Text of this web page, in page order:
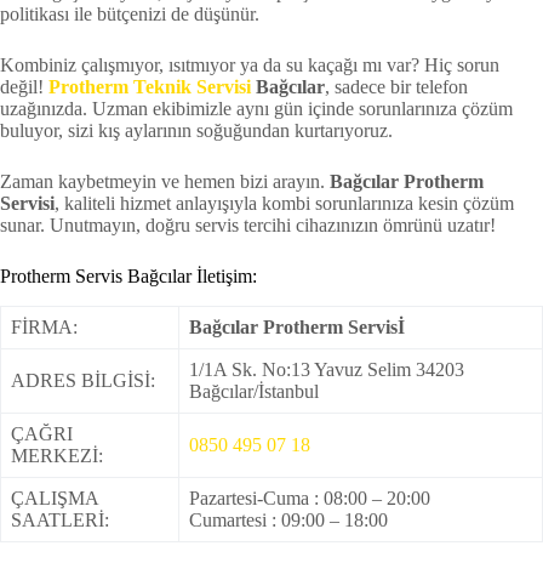
politikası ile bütçenizi de düşünür.
Kombiniz çalışmıyor, ısıtmıyor ya da su kaçağı mı var? Hiç sorun
değil! Protherm Teknik Servisi Bağcılar, sadece bir telefon
uzağınızda. Uzman ekibimizle aynı gün içinde sorunlarınıza çözüm
buluyor, sizi kış aylarının soğuğundan kurtarıyoruz.
Zaman kaybetmeyin ve hemen bizi arayın. Bağcılar Protherm
Servisi, kaliteli hizmet anlayışıyla kombi sorunlarınıza kesin çözüm
sunar. Unutmayın, doğru servis tercihi cihazınızın ömrünü uzatır!
Protherm Servis Bağcılar İletişim:
FİRMA: Bağcılar Protherm Servisİ
ADRES BİLGİSİ:
1/1A Sk. No:13 Yavuz Selim 34203
Bağcılar/İstanbul
ÇAĞRI
MERKEZİ:
0850 495 07 18
ÇALIŞMA
SAATLERİ:
Pazartesi-Cuma : 08:00 – 20:00
Cumartesi : 09:00 – 18:00